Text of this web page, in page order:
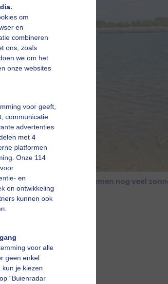
om
en
combineren
ons, zoals
we om het
onze websites
voor geeft,
communicatie
advertenties
met 4
platformen
Onze 114
en
en ontwikkeling
kunnen ook
voor alle
geen enkel
je kiezen
“Buienradar
de zonnepanelen nemen nog veel